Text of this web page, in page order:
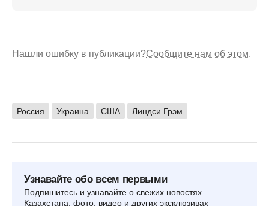
Нашли ошибку в публикации?Сообщите нам об этом.
Россия Украина США Линдси Грэм
Узнавайте обо всем первыми
Подпишитесь и узнавайте о свежих новостях
Казахстана, фото, видео и других эксклюзивах